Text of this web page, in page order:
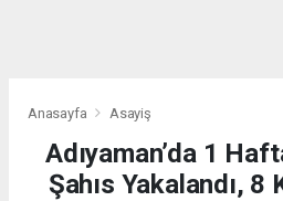
Anasayfa Asayiş
Adıyaman’da 1
Şahıs Yakalandı, 8